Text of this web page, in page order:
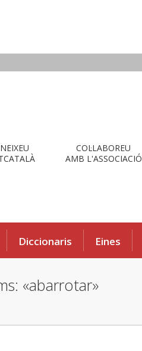
COL·LABOREU
AMB L'ASSOCIACIÓ
Diccionaris Eines
«abarrotar»